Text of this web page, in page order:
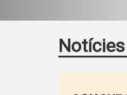
Notícies